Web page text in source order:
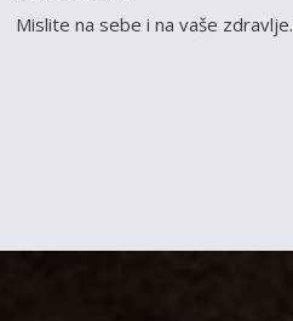
Mislite na sebe i na vaše zdravlje.